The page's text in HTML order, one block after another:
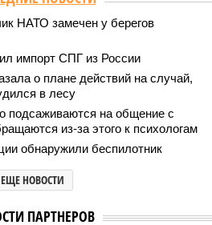
ПАРТНЕРОВ
«ОБЩЕСТВО»
и тенденции